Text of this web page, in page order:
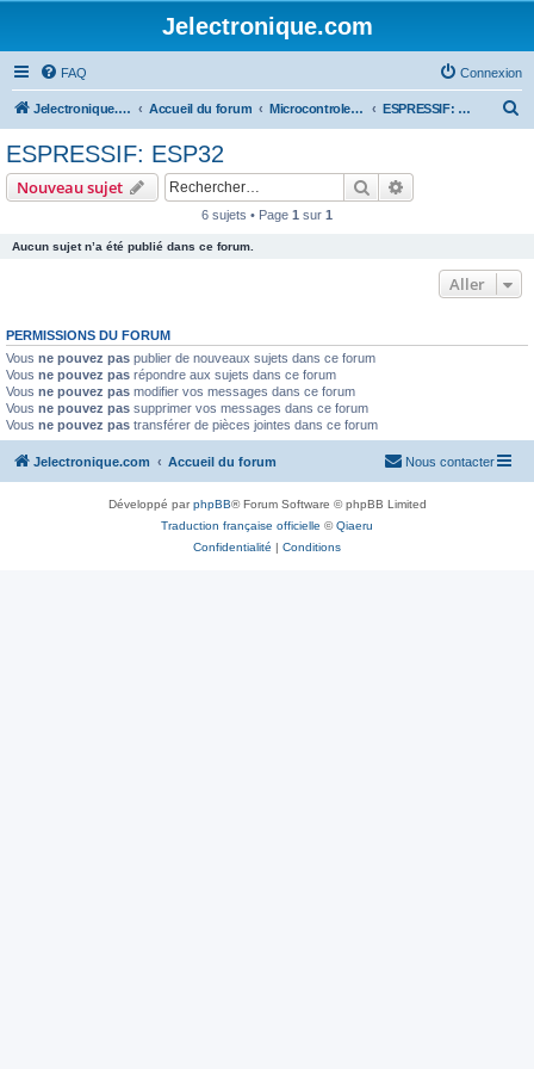
Jelectronique.com
FAQ Connexion
Jelectronique.com Accueil du forum Microcontroleurs ESPRESSIF: ESP32
ESPRESSIF: ESP32
Nouveau sujet Rechercher
6 sujets • Page 1 sur 1
Aucun sujet n’a été publié dans ce forum.
Aller
PERMISSIONS DU FORUM
Vous ne pouvez pas publier de nouveaux sujets dans ce forum
Vous ne pouvez pas répondre aux sujets dans ce forum
Vous ne pouvez pas modifier vos messages dans ce forum
Vous ne pouvez pas supprimer vos messages dans ce forum
Vous ne pouvez pas transférer de pièces jointes dans ce forum
Jelectronique.com Accueil du forum Nous contacter
Développé parphpBB® Forum Software © phpBB Limited
Traduction française officielle ©Qiaeru
Confidentialité | Conditions